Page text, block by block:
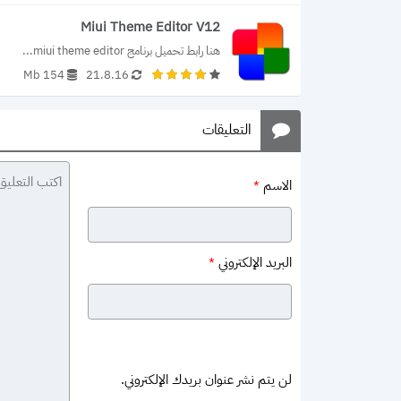
Miui Theme Editor V12
هنا رابط تحميل برنامج miui theme editor...
21.8.16
154 Mb
التعليقات
لن يتم نشر عنوان بريدك الإلكتروني.
الاسم *
البريد الإلكتروني *